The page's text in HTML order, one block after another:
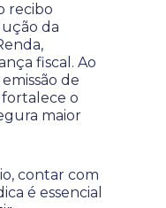
recibo
da
fiscal. Ao
de
fortalece o
maior
contar com
é essencial